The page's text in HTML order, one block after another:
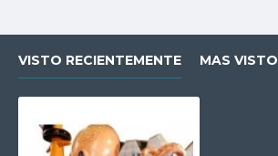
VISTO RECIENTEMENTE MAS VISTO